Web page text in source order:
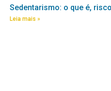
Sedentarismo: o que é,
Leia mais »